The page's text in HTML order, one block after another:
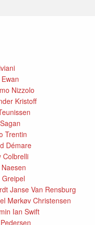
Nizzolo
Kristoff
Trentin
Démare
Colbrelli
Janse Van Rensburg
Mørkøv Christensen
Ian Swift